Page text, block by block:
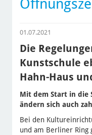
01.07.2021
Die
Kunstschule
Hahn-Haus
Mit dem Start in die
ändern sich auch
Bei den
und am Berliner Ring